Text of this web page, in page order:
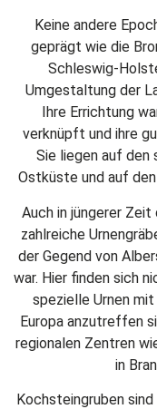
Keine andere
geprägt wie die
Schleswig-
Umgestaltung der
Ihre Errichtung
verknüpft und ihre
Sie liegen auf den
Ostküste und auf
Auch in jüngerer
zahlreiche
der Gegend von
war. Hier finden sich
spezielle Urnen
Europa anzutreffen
regionalen Zentren
in
Kochsteingruben